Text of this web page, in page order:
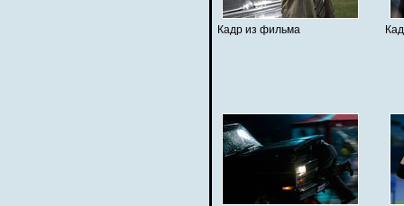
Кадр из фильма